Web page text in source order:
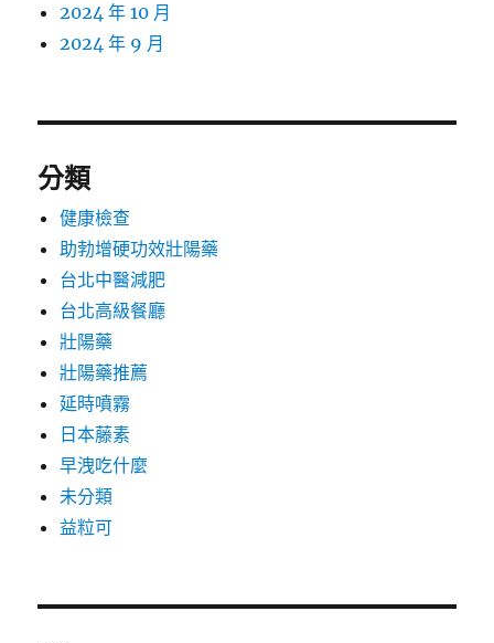
2024 年 10 月
2024 年 9 月
分類
健康檢查
助勃增硬功效壯陽藥
台北中醫減肥
台北高級餐廳
壯陽藥
壯陽藥推薦
延時噴霧
日本藤素
早洩吃什麼
未分類
益粒可